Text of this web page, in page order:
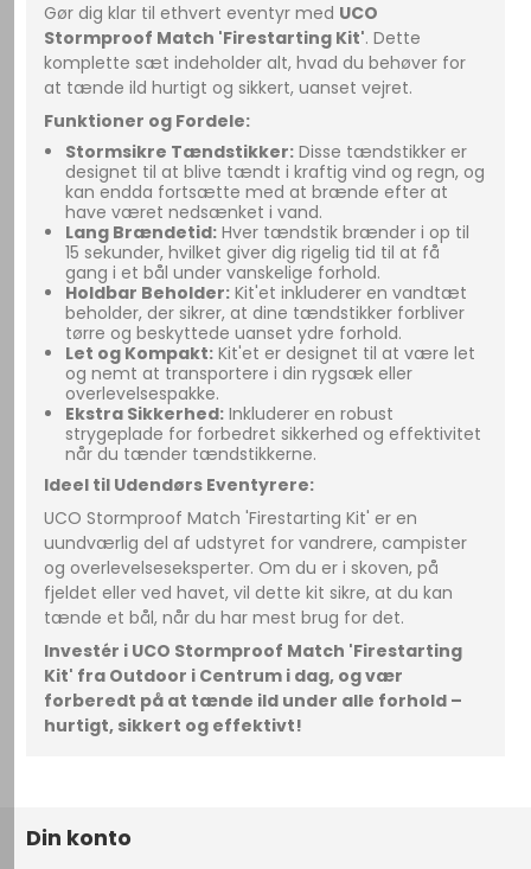
Gør dig klar til ethvert eventyr med UCO
Stormproof Match 'Firestarting Kit'. Dette
komplette sæt indeholder alt, hvad du behøver for
at tænde ild hurtigt og sikkert, uanset vejret.
Funktioner og Fordele:
Stormsikre Tændstikker:Disse tændstikker er
designet til at blive tændt i kraftig vind og regn, og
kan endda fortsætte med at brænde efter at
have været nedsænket i vand.
Lang Brændetid:Hver tændstik brænder i op til
15 sekunder, hvilket giver dig rigelig tid til at få
gang i et bål under vanskelige forhold.
Holdbar Beholder:Kit'et inkluderer en vandtæt
beholder, der sikrer, at dine tændstikker forbliver
tørre og beskyttede uanset ydre forhold.
Let og Kompakt:Kit'et er designet til at være let
og nemt at transportere i din rygsæk eller
overlevelsespakke.
Ekstra Sikkerhed:Inkluderer en robust
strygeplade for forbedret sikkerhed og effektivitet
når du tænder tændstikkerne.
Ideel til Udendørs Eventyrere:
UCO Stormproof Match 'Firestarting Kit' er en
uundværlig del af udstyret for vandrere, campister
og overlevelseseksperter. Om du er i skoven, på
fjeldet eller ved havet, vil dette kit sikre, at du kan
tænde et bål, når du har mest brug for det.
Investér i UCO Stormproof Match 'Firestarting
Kit' fra Outdoor i Centrum i dag, og vær
forberedt på at tænde ild under alle forhold –
hurtigt, sikkert og effektivt!
Din konto